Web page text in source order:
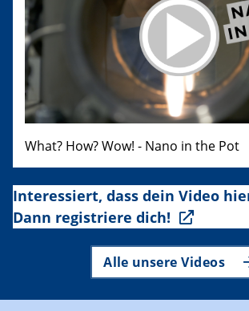
What? How? Wow! - Nano in the Pot
Interessiert, dass dein Video
Dann registriere dich!
Alle unsere Videos